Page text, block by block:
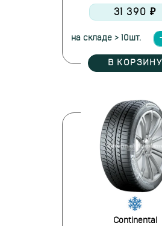
31 390 ₽
на складе > 10шт.
В КОРЗИНУ
Continental